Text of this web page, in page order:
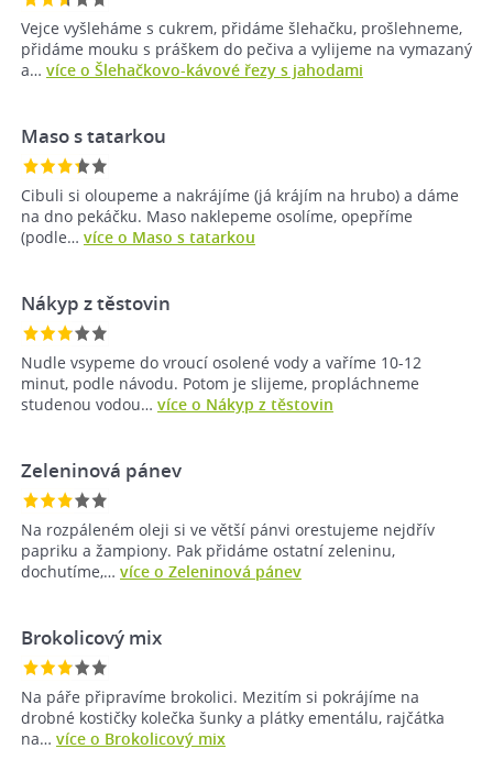
Vejce vyšleháme s cukrem, přidáme šlehačku, prošlehneme,
přidáme mouku s práškem do pečiva a vylijeme na vymazaný
a… více o Šlehačkovo-kávové řezy s jahodami
Maso s tatarkou
Cibuli si oloupeme a nakrájíme (já krájím na hrubo) a dáme
na dno pekáčku. Maso naklepeme osolíme, opepříme
(podle… více o Maso s tatarkou
Nákyp z těstovin
Nudle vsypeme do vroucí osolené vody a vaříme 10-12
minut, podle návodu. Potom je slijeme, propláchneme
studenou vodou… více o Nákyp z těstovin
Zeleninová pánev
Na rozpáleném oleji si ve větší pánvi orestujeme nejdřív
papriku a žampiony. Pak přidáme ostatní zeleninu,
dochutíme,… více o Zeleninová pánev
Brokolicový mix
Na páře připravíme brokolici. Mezitím si pokrájíme na
drobné kostičky kolečka šunky a plátky ementálu, rajčátka
na… více o Brokolicový mix